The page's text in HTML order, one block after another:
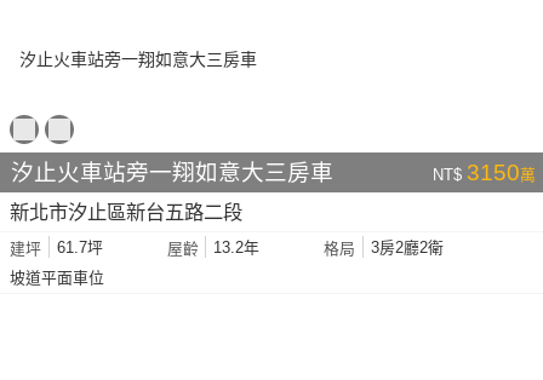
汐止火車站旁一翔如意大三房車 NT$ 3150萬
新北市汐止區新台五路二段
建坪 61.7坪 屋齡 13.2年 格局
3房2廳2衛
坡道平面車位